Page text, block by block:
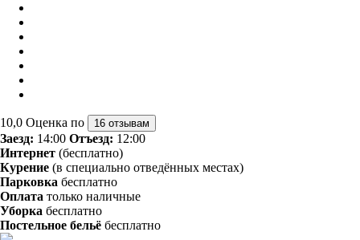
10,0 Оценка по 16 отзывам
Заезд: 14:00 Отъезд: 12:00
Интернет (бесплатно)
Курение (в специально отведённых местах)
Парковка бесплатно
Оплата только наличные
Уборка бесплатно
Постельное бельё бесплатно